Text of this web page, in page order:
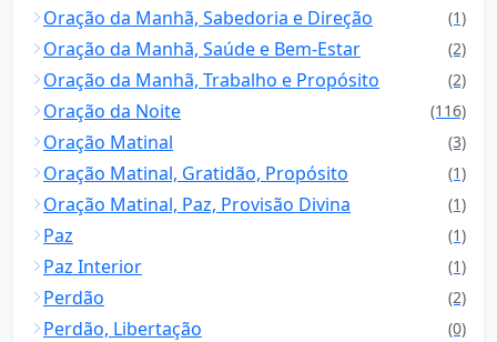
Oração da Manhã, Sabedoria e Direção (1)
Oração da Manhã, Saúde e Bem-Estar (2)
Oração da Manhã, Trabalho e Propósito (2)
Oração da Noite (116)
Oração Matinal (3)
Oração Matinal, Gratidão, Propósito (1)
Oração Matinal, Paz, Provisão Divina (1)
Paz (1)
Paz Interior (1)
Perdão (2)
Perdão, Libertação (0)